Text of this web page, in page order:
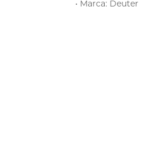
• Marca: Deuter